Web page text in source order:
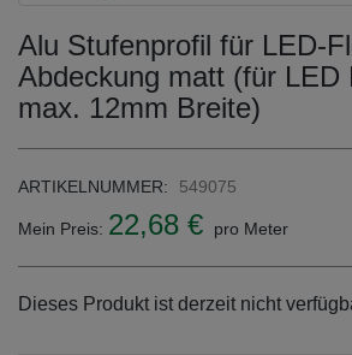
Alu Stufenprofil für LED-
Abdeckung matt (für LED
max. 12mm Breite)
ARTIKELNUMMER: 549075
Mein Preis: 22,68 € pro Meter
Dieses Produkt ist derzeit nicht